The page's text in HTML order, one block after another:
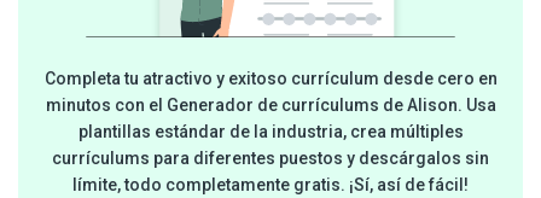
Completa tu atractivo y exitoso currículum desde cero en
minutos con el Generador de currículums de Alison. Usa
plantillas estándar de la industria, crea múltiples
currículums para diferentes puestos y descárgalos sin
límite, todo completamente gratis. ¡Sí, así de fácil!